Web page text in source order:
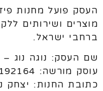
העסק פועל מחנות
מוצרים ושירותים
ברחבי ישראל.
שם העסק: נוגה נוג –
עוסק מורשה: 312192164
כתובת החנות: יצחק נפחא 36,